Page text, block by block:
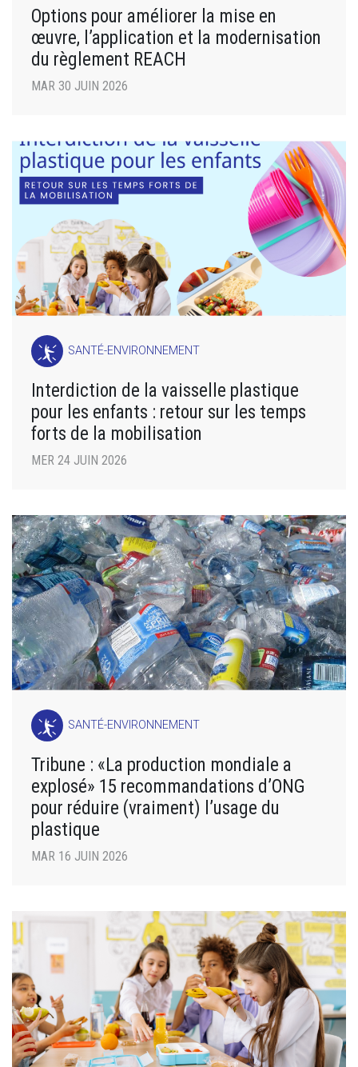
Options pour améliorer la mise en
œuvre, l’application et la modernisation
du règlement REACH
MAR 30 JUIN 2026
SANTÉ-ENVIRONNEMENT
Interdiction de la vaisselle plastique
pour les enfants : retour sur les temps
forts de la mobilisation
MER 24 JUIN 2026
SANTÉ-ENVIRONNEMENT
Tribune : «La production mondiale a
explosé» 15 recommandations d’ONG
pour réduire (vraiment) l’usage du
plastique
MAR 16 JUIN 2026